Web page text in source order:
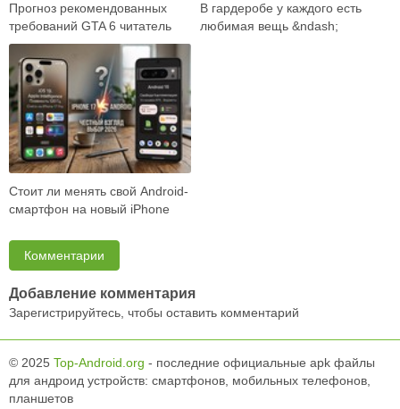
Прогноз рекомендованных
требований GTA 6 читатель
встречает как готовый ответ:
вот карта …
В гардеробе у каждого есть
любимая вещь &ndash;
Стоит ли менять свой Android-
смартфон на новый iPhone
возможност…
Комментарии
Добавление комментария
Зарегистрируйтесь, чтобы оставить комментарий
© 2025 Top-Android.org - последние официальные apk файлы
для андроид устройств: смартфонов, мобильных телефонов,
планшетов